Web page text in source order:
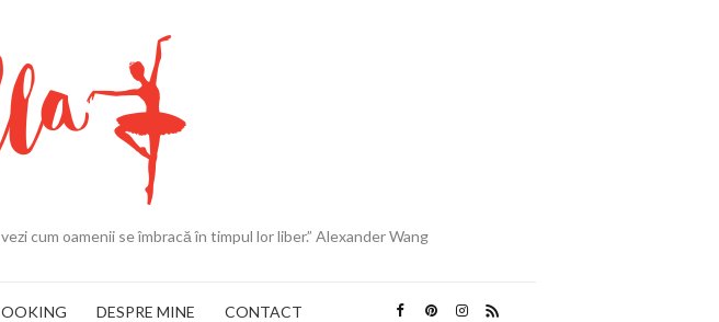
cum oamenii se îmbracă în timpul lor liber.” Alexander Wang
DESPRE MINE CONTACT